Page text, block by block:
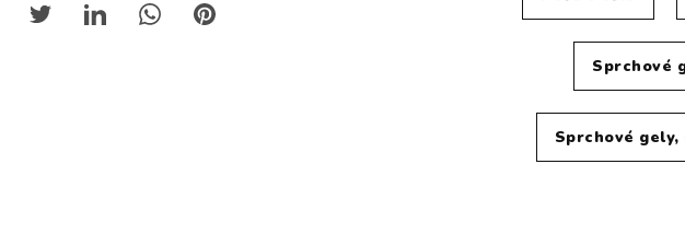
Sprchové
Sprchové gely,